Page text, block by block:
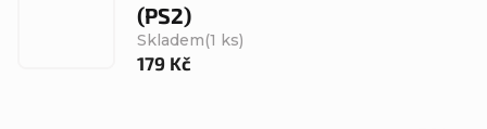
(PS2)
Skladem(1 ks)
179 Kč